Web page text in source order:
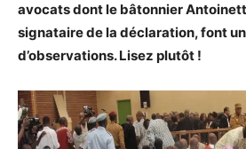
avocats dont le bâtonnier
signataire de la déclaration, font
d’observations. Lisez plutôt !